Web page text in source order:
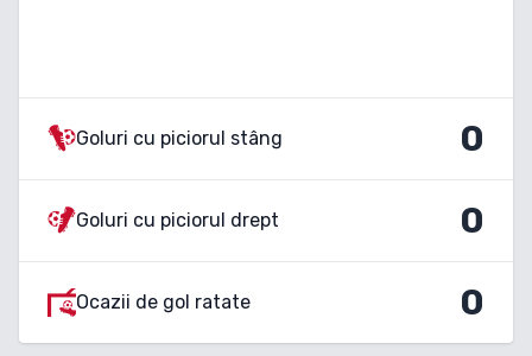
Goluri cu piciorul stâng 0
Goluri cu piciorul drept 0
Ocazii de gol ratate 0